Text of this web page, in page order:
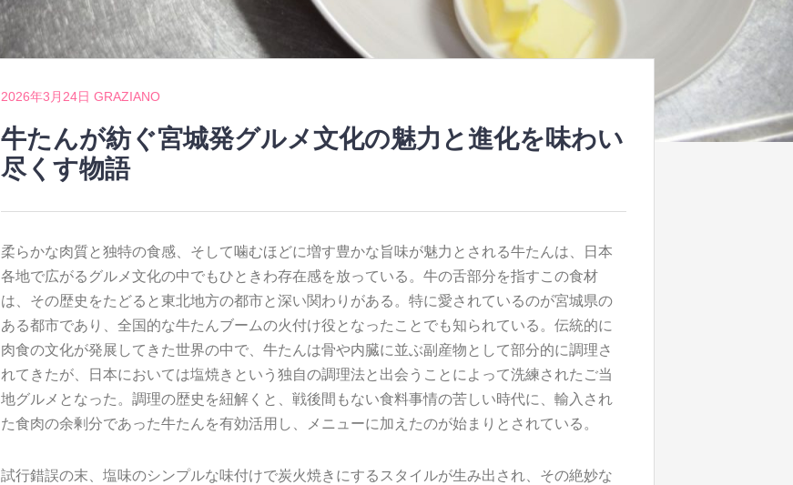
2026年3月24日 GRAZIANO
牛たんが紡ぐ宮城発グルメ文化の魅力と進化を味わい
尽くす物語
柔らかな肉質と独特の食感、そして噛むほどに増す豊かな旨味が魅力とされる牛たんは、日本
各地で広がるグルメ文化の中でもひときわ存在感を放っている。牛の舌部分を指すこの食材
は、その歴史をたどると東北地方の都市と深い関わりがある。特に愛されているのが宮城県の
ある都市であり、全国的な牛たんブームの火付け役となったことでも知られている。伝統的に
肉食の文化が発展してきた世界の中で、牛たんは骨や内臓に並ぶ副産物として部分的に調理さ
れてきたが、日本においては塩焼きという独自の調理法と出会うことによって洗練されたご当
地グルメとなった。調理の歴史を紐解くと、戦後間もない食料事情の苦しい時代に、輸入され
た食肉の余剰分であった牛たんを有効活用し、メニューに加えたのが始まりとされている。
試行錯誤の末、塩味のシンプルな味付けで炭火焼きにするスタイルが生み出され、その絶妙な